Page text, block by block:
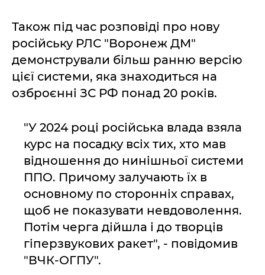
Також під час розповіді про нову
російську РЛС "Воронеж ДМ"
демонстрували більш ранню версію
цієї системи, яка знаходиться на
озброєнні ЗС РФ понад 20 років.
"У 2024 році російська влада взяла
курс на посадку всіх тих, хто мав
відношення до нинішньої системи
ППО. Причому залучають їх в
основному по сторонніх справах,
щоб не показувати невдоволення.
Потім черга дійшла і до творців
гіперзвукових ракет", - повідомив
"ВЧК-ОГПУ".